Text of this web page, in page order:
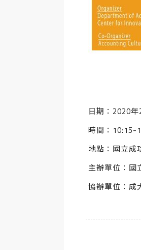
日期：2020
時間：10:15-
地點：國立成
主辦單位：國
協辦單位：成